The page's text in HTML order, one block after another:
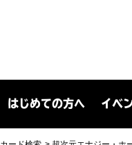
はじめての方へ イベ